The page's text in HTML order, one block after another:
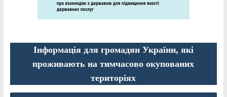
Інформація для громадян України, які
проживають на тимчасово окупованих
територіях